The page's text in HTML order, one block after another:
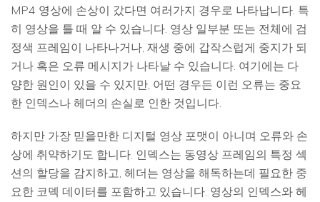
MP4 영상에 손상이 갔다면 여러가지 경우로 나타납니다. 특
히 영상을 틀 때 알 수 있습니다. 영상 일부분 또는 전체에 검
정색 프레임이 나타나거나, 재생 중에 갑작스럽게 중지가 되
거나 혹은 오류 메시지가 나타날 수 있습니다. 여기에는 다
양한 원인이 있을 수 있지만, 어떤 경우든 이런 오류는 중요
한 인덱스나 헤더의 손실로 인한 것입니다.
하지만 가장 믿을만한 디지털 영상 포맷이 아니며 오류와 손
상에 취약하기도 합니다. 인덱스는 동영상 프레임의 특정 섹
션의 할당을 감지하고, 헤더는 영상을 해독하는데 필요한 중
요한 코덱 데이터를 포함하고 있습니다. 영상의 인덱스와 헤